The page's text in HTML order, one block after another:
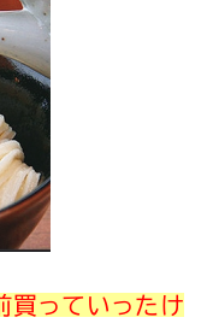
買っていったけ